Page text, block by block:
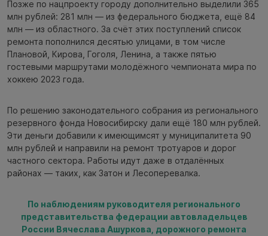
Позже по нацпроекту городу дополнительно выделили 365
млн рублей: 281 млн — из федерального бюджета, ещё 84
млн — из областного. За счёт этих поступлений список
ремонта пополнился десятью улицами, в том числе
Плановой, Кирова, Гоголя, Ленина, а также пятью
гостевыми маршрутами молодёжного чемпионата мира по
хоккею 2023 года.
По решению законодательного собрания из регионального
резервного фонда Новосибирску дали ещё 180 млн рублей.
Эти деньги добавили к имеющимсят у муниципалитета 90
млн рублей и направили на ремонт тротуаров и дорог
частного сектора. Работы идут даже в отдалённых
районах — таких, как Затон и Лесоперевалка.
По наблюдениям руководителя регионального
представительства федерации автовладельцев
России Вячеслава Ашуркова, дорожного ремонта